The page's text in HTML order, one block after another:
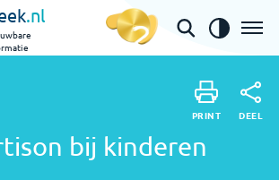
.nl
bij kinderen
PRINT DEEL